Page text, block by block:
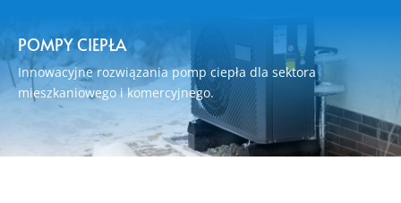
POMPY CIEPŁA
Innowacyjne rozwiązania pomp ciepła dla sektora
mieszkaniowego i komercyjnego.